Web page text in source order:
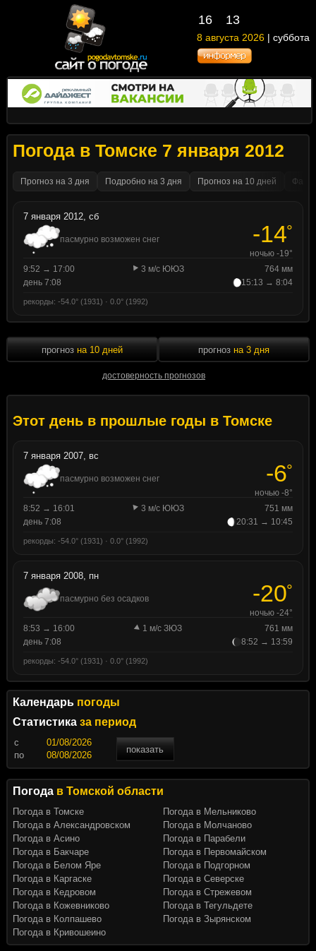
16 13
8 августа 2026 | суббота
Погода в Томске 7 января 2012
Прогноз на 3 дня Подробно на 3 дня Прогноз на 10 дней
7 января 2012, сб
пасмурно возможен снег -14°
ночью -19°
9:52 → 17:00
3 м/с ЮЮЗ
764 мм
день 7:08
15:13 → 8:04
рекорды: -54.0° (1931) · 0.0° (1992)
прогноз на 10 дней
достоверность прогнозов
прогноз на 3 дня
Этот день в прошлые годы в Томске
7 января 2007, вс
пасмурно возможен снег -6°
ночью -8°
8:52 → 16:01
3 м/с ЮЮЗ
751 мм
день 7:08
20:31 → 10:45
рекорды: -54.0° (1931) · 0.0° (1992)
7 января 2008, пн
пасмурно без осадков -20°
ночью -24°
8:53 → 16:00
1 м/с ЗЮЗ
761 мм
день 7:08
8:52 → 13:59
рекорды: -54.0° (1931) · 0.0° (1992)
Календарь погоды
Статистика за период
c
показать
по
Погода в Томской области
Погода в Томске
Погода в Александровском
Погода в Асино
Погода в Бакчаре
Погода в Белом Яре
Погода в Каргаске
Погода в Кедровом
Погода в Кожевниково
Погода в Колпашево
Погода в Кривошеино
Погода в Мельниково
Погода в Молчаново
Погода в Парабели
Погода в Первомайском
Погода в Подгорном
Погода в Северске
Погода в Стрежевом
Погода в Тегульдете
Погода в Зырянском